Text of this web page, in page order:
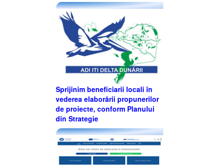
Sprijinim beneficiarii locali în
vederea elaborării propunerilor
de proiecte, conform Planului
din Strategie